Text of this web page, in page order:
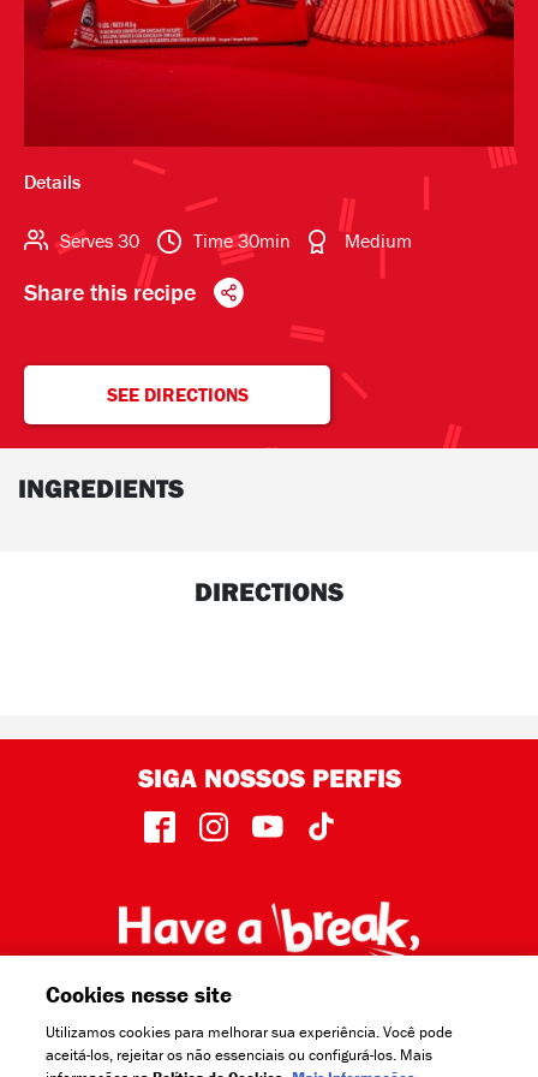
Details
Serves 30 Time 30min Medium
Share this recipe
SEE DIRECTIONS
INGREDIENTS
DIRECTIONS
SIGA NOSSOS PERFIS
face insta yout TikT
Cookies nesse site
Utilizamos cookies para melhorar sua experiência. Você pode
aceitá-los, rejeitar os não essenciais ou configurá-los. Mais